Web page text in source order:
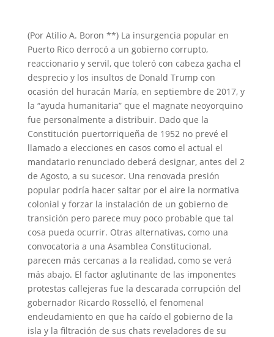
(Por Atilio A. Boron **) La insurgencia popular en
Puerto Rico derrocó a un gobierno corrupto,
reaccionario y servil, que toleró con cabeza gacha el
desprecio y los insultos de Donald Trump con
ocasión del huracán María, en septiembre de 2017, y
la “ayuda humanitaria” que el magnate neoyorquino
fue personalmente a distribuir. Dado que la
Constitución puertorriqueña de 1952 no prevé el
llamado a elecciones en casos como el actual el
mandatario renunciado deberá designar, antes del 2
de Agosto, a su sucesor. Una renovada presión
popular podría hacer saltar por el aire la normativa
colonial y forzar la instalación de un gobierno de
transición pero parece muy poco probable que tal
cosa pueda ocurrir. Otras alternativas, como una
convocatoria a una Asamblea Constitucional,
parecen más cercanas a la realidad, como se verá
más abajo. El factor aglutinante de las imponentes
protestas callejeras fue la descarada corrupción del
gobernador Ricardo Rosselló, el fenomenal
endeudamiento en que ha caído el gobierno de la
isla y la filtración de sus chats reveladores de su